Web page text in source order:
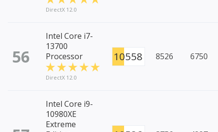
DirectX 12.0
56
Intel Core i7-
13700
Processor
DirectX 12.0
10558 8526 6750
Intel Core i9-
10980XE
Extreme